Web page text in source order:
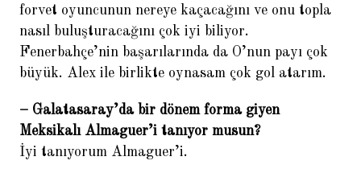
forvet oyuncunun nereye kaçacağını ve onu topla
nasıl buluşturacağını çok iyi biliyor.
Fenerbahçe’nin başarılarında da O’nun payı çok
büyük. Alex ile birlikte oynasam çok gol atarım.
– Galatasaray’da bir dönem forma giyen
Meksikalı Almaguer’i tanıyor musun?
İyi tanıyorum Almaguer’i.